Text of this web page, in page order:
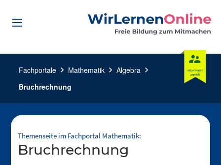
Fachportale chevron_right Mathematik chevron_right Algebra chevron_right
Bruchrechnung
Themenseite im Fachportal Mathematik:
Bruchrechnung